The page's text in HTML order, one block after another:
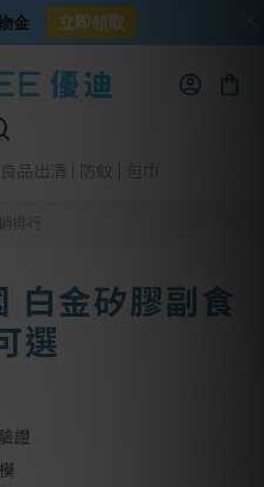
良品出清 防蚊
排行
白金矽膠副食
選
證
金 立即領取